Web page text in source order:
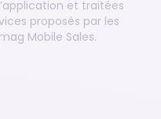
et traitées
proposés par les
Mobile Sales.